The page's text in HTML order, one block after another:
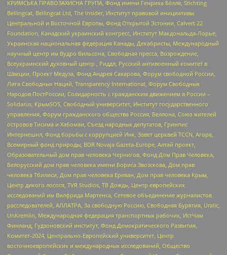
КРИМСЬКА ПРАВОЗАХИСНА ГРУПА, Фонд имени Генриха Бёлля, Stichting
Bellingcat, Bellingcat Ltd, The Insider, Институт правовой инициативы
Центральной и Восточной Европы, Фонд Открытой Эстонии, Calvert 22
Foundation, Канадский украинский конгресс, Институт Макдональда-Лорье,
Украинская национальная федерация Канады, Декабристы, Международный
научный центр им Вудро Вильсона, Свободная пресса, Возрождение,
Всеукраинский духовный центр , Риддл, Русский антивоенный комитет в
Швеции, Проект Медуза, Фонд Андрея Сахарова, Форум свободной России,
Лига Свободных Наций, Transparеncy International, Форум Свободных
Народов ПостРоссии, Солидарность с гражданским движением в России –
Solidarus, КрымSOS, Свободный университет, Институт государственного
управления, Форум гражданского общества Россия, Беллона, Союз жителей
островов Тисима и Хабомаи, Съезд народных депутатов, Гринпис
Интернешнл, Фонд борьбы с коррупцией Инк, Завет церквей TCCN, Агора,
Всемирный фонд природы, BDR Novaja Gazeta-Europe, Алтай проект,
Образовательный дом прав человека Чернигов, Фонд Дом Прав Человека,
Белорусский дом прав человека имени Бориса Звозскова, Дом прав
человека Тбилиси, Дом прав человека Ереван, Дом прав человека Крым,
Центр дикого лосося, TVR Studios, ТВ Дождь, Центр европейских
исследований им Вилфрида Мартенса, Сетевое объединение журналистов
расследователей, АЛЛАТРА, За свободную Россию, Свободная Бурятия, Uralic,
UnKremlin, Международная федерация транспортных рабочих, ИстЧам
Финланд, Гудзоновский институт, Фонд Демократического Развития,
Комитет-2024, Центрально-Европейский университет, Центр
восточноевропейских и международных исследований, Общество